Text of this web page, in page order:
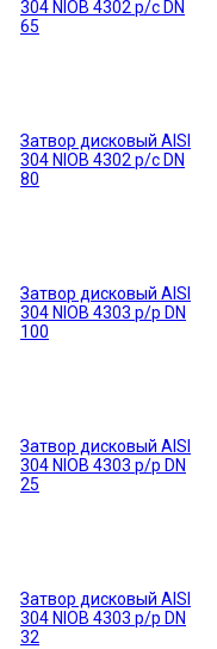
304 NIOB 4302 р/с DN
65
Затвор дисковый AISI
304 NIOB 4302 р/с DN
80
Затвор дисковый AISI
304 NIOB 4303 р/р DN
100
Затвор дисковый AISI
304 NIOB 4303 р/р DN
25
Затвор дисковый AISI
304 NIOB 4303 р/р DN
32